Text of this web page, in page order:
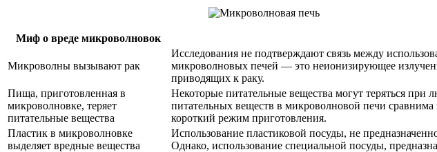
Миф о вреде микроволновок
Микроволны вызывают рак
Исследования не подтверждают связь между
микроволновых печей — это неионизирующее
приводящих к раку.
Пища, приготовленная в
микроволновке, теряет
питательные вещества
Некоторые питательные вещества могут теряться
питательных веществ в микроволновой печи
короткий режим приготовления.
Пластик в микроволновке
выделяет вредные вещества
Использование пластиковой посуды, не
Однако, использование специальной посуды,